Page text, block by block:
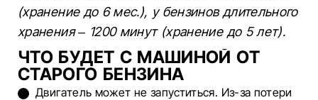
(хранение до 6 мес.), у бензинов длительного
хранения – 1200 минут (хранение до 5 лет).
ЧТО БУДЕТ С МАШИНОЙ ОТ
СТАРОГО БЕНЗИНА
Двигатель может не запуститься. Из-за потери